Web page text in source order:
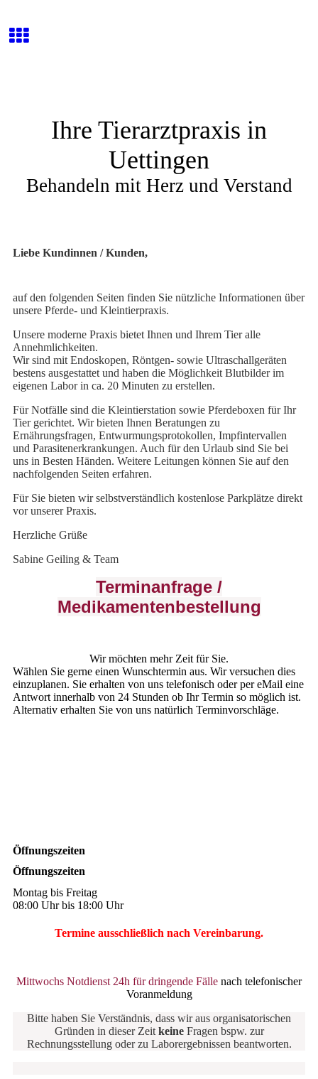
Ihre Tierarztpraxis in
Uettingen
Behandeln mit Herz und Verstand
Liebe Kundinnen / Kunden,
auf den folgenden Seiten finden Sie nützliche Informationen über
unsere Pferde- und Kleintierpraxis.
Unsere moderne Praxis bietet Ihnen und Ihrem Tier alle
Annehmlichkeiten.
Wir sind mit Endoskopen, Röntgen- sowie Ultraschallgeräten
bestens ausgestattet und haben die Möglichkeit Blutbilder im
eigenen Labor in ca. 20 Minuten zu erstellen.
Für Notfälle sind die Kleintierstation sowie Pferdeboxen für Ihr
Tier gerichtet. Wir bieten Ihnen Beratungen zu
Ernährungsfragen, Entwurmungsprotokollen, Impfintervallen
und Parasitenerkrankungen. Auch für den Urlaub sind Sie bei
uns in Besten Händen. Weitere Leitungen können Sie auf den
nachfolgenden Seiten erfahren.
Für Sie bieten wir selbstverständlich kostenlose Parkplätze direkt
vor unserer Praxis.
Herzliche Grüße
Sabine Geiling & Team
Terminanfrage /
Medikamentenbestellung
Wir möchten mehr Zeit für Sie.
Wählen Sie gerne einen Wunschtermin aus. Wir versuchen dies
einzuplanen. Sie erhalten von uns telefonisch oder per eMail eine
Antwort innerhalb von 24 Stunden ob Ihr Termin so möglich ist.
Alternativ erhalten Sie von uns natürlich Terminvorschläge.
Öffnungszeiten
Öffnungszeiten
Montag bis Freitag
08:00 Uhr bis 18:00 Uhr
Termine ausschließlich nach Vereinbarung.
Mittwochs Notdienst 24h für dringende Fälle nach telefonischer
Voranmeldung
Bitte haben Sie Verständnis, dass wir aus organisatorischen
Gründen in dieser Zeit keineFragen bspw. zur
Rechnungsstellung oder zu Laborergebnissen beantworten.